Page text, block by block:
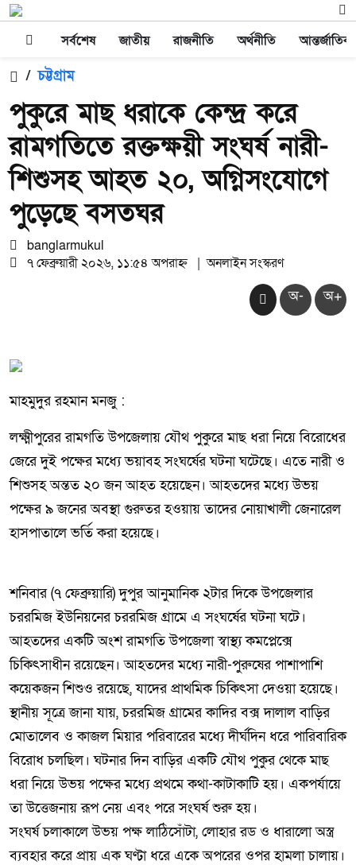
সর্বশেষ জাতীয় রাজনীতি অর্থনীতি আন্তর্জাতিক
/ চট্টগ্রাম
পুকুরে মাছ ধরাকে কেন্দ্র করে
রামগতিতে রক্তক্ষয়ী সংঘর্ষ নারী-
শিশুসহ আহত ২০, অগ্নিসংযোগে
পুড়েছে বসতঘর
banglarmukul
৭ ফেব্রুয়ারী ২০২৬, ১১:৫৪ অপরাহ্ন | অনলাইন সংস্করণ
অ- অ+
মাহমুদুর রহমান মনজু :
লক্ষ্মীপুরের রামগতি উপজেলায় যৌথ পুকুরে মাছ ধরা নিয়ে বিরোধের
জেরে দুই পক্ষের মধ্যে ভয়াবহ সংঘর্ষের ঘটনা ঘটেছে। এতে নারী ও
শিশুসহ অন্তত ২০ জন আহত হয়েছেন। আহতদের মধ্যে উভয়
পক্ষের ৯ জনের অবস্থা গুরুতর হওয়ায় তাদের নোয়াখালী জেনারেল
হাসপাতালে ভর্তি করা হয়েছে।
শনিবার (৭ ফেব্রুয়ারি) দুপুর আনুমানিক ২টার দিকে উপজেলার
চররমিজ ইউনিয়নের চররমিজ গ্রামে এ সংঘর্ষের ঘটনা ঘটে।
আহতদের একটি অংশ রামগতি উপজেলা স্বাস্থ্য কমপ্লেক্সে
চিকিৎসাধীন রয়েছেন। আহতদের মধ্যে নারী-পুরুষের পাশাপাশি
কয়েকজন শিশুও রয়েছে, যাদের প্রাথমিক চিকিৎসা দেওয়া হয়েছে।
স্থানীয় সূত্রে জানা যায়, চররমিজ গ্রামের কাদির বক্স দালাল বাড়ির
মোতালেব ও কাজল মিয়ার পরিবারের মধ্যে দীর্ঘদিন ধরে পারিবারিক
বিরোধ চলছিল। ঘটনার দিন বাড়ির একটি যৌথ পুকুর থেকে মাছ
ধরা নিয়ে উভয় পক্ষের মধ্যে প্রথমে কথা-কাটাকাটি হয়। একপর্যায়ে
তা উত্তেজনায় রূপ নেয় এবং পরে সংঘর্ষ শুরু হয়।
সংঘর্ষ চলাকালে উভয় পক্ষ লাঠিসোঁটা, লোহার রড ও ধারালো অস্ত্র
ব্যবহার করে প্রায় এক ঘণ্টা ধরে একে অপরের ওপর হামলা চালায়।